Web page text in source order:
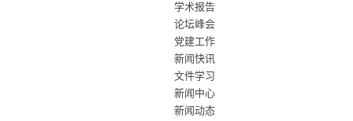
学术报告
论坛峰会
党建工作
新闻快讯
文件学习
新闻中心
新闻动态